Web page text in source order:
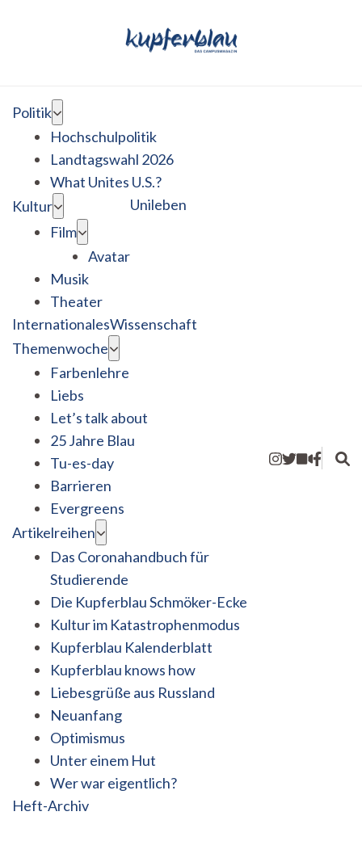
Politik
Hochschulpolitik
Landtagswahl 2026
What Unites U.S.?
Kultur
Film
Avatar
Musik
Theater
Unileben
InternationalesWissenschaft
Themenwoche
Farbenlehre
Liebs
Let’s talk about
25 Jahre Blau
Tu-es-day
Barrieren
Evergreens
Artikelreihen
Das Coronahandbuch für
Studierende
Die Kupferblau Schmöker-Ecke
Kultur im Katastrophenmodus
Kupferblau Kalenderblatt
Kupferblau knows how
Liebesgrüße aus Russland
Neuanfang
Optimismus
Unter einem Hut
Wer war eigentlich?
Heft-Archiv